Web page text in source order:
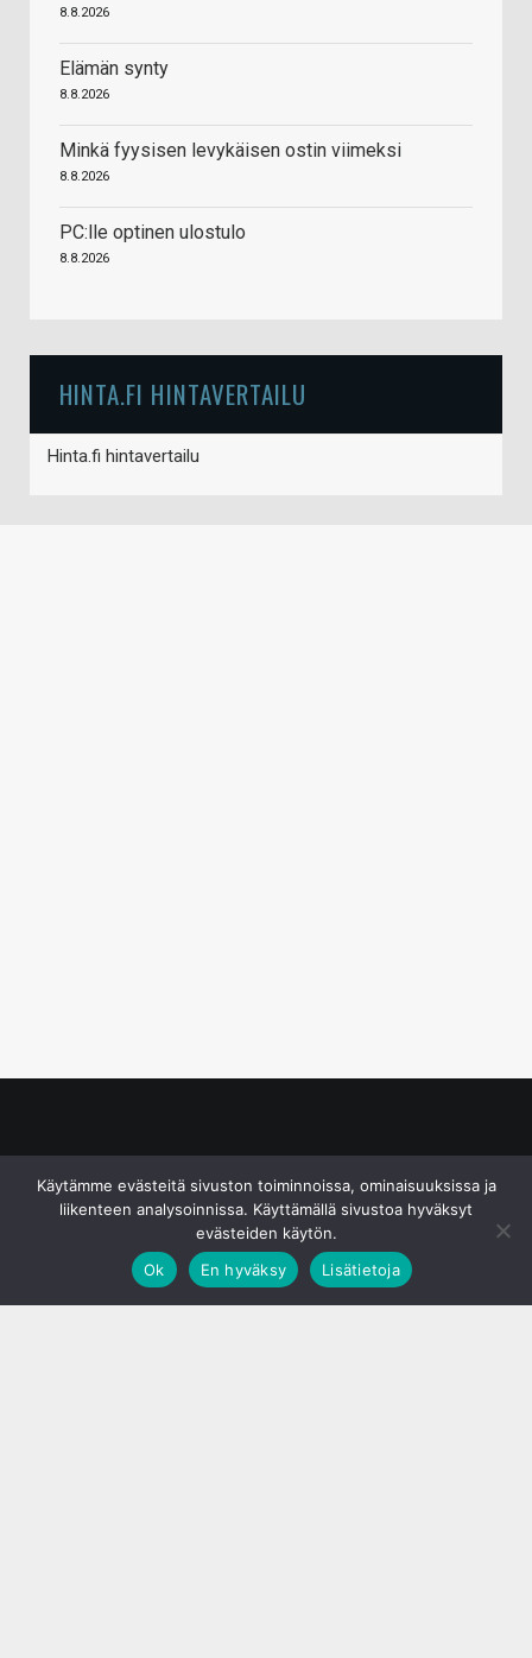
8.8.2026
Elämän synty
8.8.2026
Minkä fyysisen levykäisen ostin viimeksi
8.8.2026
PC:lle optinen ulostulo
8.8.2026
HINTA.FI HINTAVERTAILU
Hinta.fi hintavertailu
Käytämme evästeitä sivuston toiminnoissa, ominaisuuksissa ja
liikenteen analysoinnissa. Käyttämällä sivustoa hyväksyt
evästeiden käytön.
Ok
En hyväksy Lisätietoja